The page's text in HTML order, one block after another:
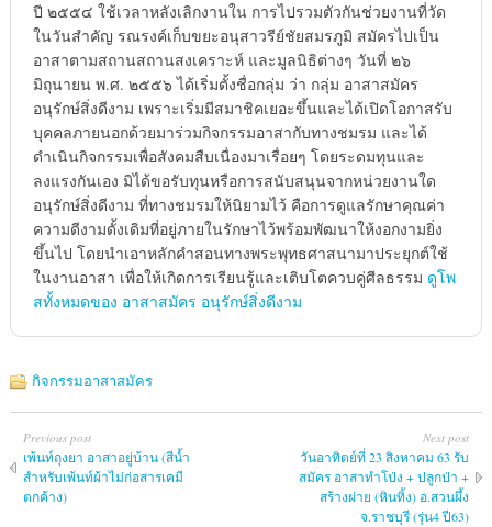
ปี ๒๕๕๔ ใช้เวลาหลังเลิกงานใน การไปรวมตัวกันช่วยงานที่วัด
ในวันสำคัญ รณรงค์เก็บขยะอนุสาวรีย์ชัยสมรภูมิ สมัครไปเป็น
อาสาตามสถานสถานสงเคราะห์ และมูลนิธิต่างๆ วันที่ ๒๖
มิถุนายน พ.ศ. ๒๕๕๖ ได้เริ่มตั้งชื่อกลุ่ม ว่า กลุ่ม อาสาสมัคร
อนุรักษ์สิ่งดีงาม เพราะเริ่มมีสมาชิคเยอะขึ้นและได้เปิดโอกาสรับ
บุคคลภายนอกด้วยมาร่วมกิจกรรมอาสากับทางชมรม และได้
ดำเนินกิจกรรมเพื่อสังคมสืบเนื่องมาเรื่อยๆ โดยระดมทุนและ
ลงแรงกันเอง มิได้ขอรับทุนหรือการสนับสนุนจากหน่วยงานใด
อนุรักษ์สิ่งดีงาม ที่ทางชมรมให้นิยามไว้ คือการดูแลรักษาคุณค่า
ความดีงามดั้งเดิมที่อยู่ภายในรักษาไว้พร้อมพัฒนาให้งอกงามยิ่ง
ขึ้นไป โดยนำเอาหลักคำสอนทางพระพุทธศาสนามาประยุกต์ใช้
ในงานอาสา เพื่อให้เกิดการเรียนรู้และเติบโตควบคู่ศีลธรรม ดูโพ
สทั้งหมดของ อาสาสมัคร อนุรักษ์สิ่งดีงาม
กิจกรรมอาสาสมัคร
Previous post
เพ้นท์ถุงยา อาสาอยู่บ้าน (สีน้ำ
สำหรับเพ้นท์ผ้าไม่ก่อสารเคมี
ตกค้าง)
Next post
วันอาทิตย์ที่ 23 สิงหาคม 63 รับ
สมัคร อาสาทำโป่ง + ปลูกป่า +
สร้างฝาย (หินทิ้ง) อ.สวนผึ้ง
จ.ราชบุรี (รุ่น4 ปี63)